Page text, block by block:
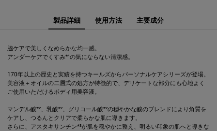
製品詳細 使用方法 主要成分
脇ケアで美しくなめらかな均一感。
アンダーケアでくすみ*¹の気にならない清潔感。
170年以上の歴史と実績を持つキールズからパーソナルケアシリーズが登場。
美容液＋オイルの二層式の処方が特徴的で、デリケートな部分にも心地よく
ご使用いただけるボディ用美容液。
マンデル酸*²、乳酸*²、グリコール酸*²の穏やかな酸のブレンドにより角質を
ケアし、つるんとクリアで柔らかな肌に導きます。
さらに、アスタキサンチン*³が肌を穏やかに整え、明るい印象の肌へと導きな